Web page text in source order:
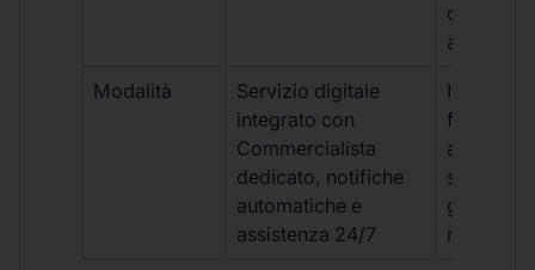
ogni
Modalità
Servizio digitale
integrato con
Commercialista
dedicato, notifiche
automatiche e
assistenza 24/7
Iter
studio e
gestione
manuale